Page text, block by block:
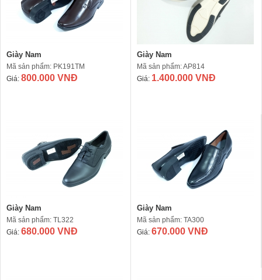
Giày Nam
Mã sản phẩm: PK191TM
Giá: 800.000 VNĐ
Giày Nam
Mã sản phẩm: AP814
Giá: 1.400.000 VNĐ
Giày Nam
Mã sản phẩm: TL322
Giá: 680.000 VNĐ
Giày Nam
Mã sản phẩm: TA300
Giá: 670.000 VNĐ